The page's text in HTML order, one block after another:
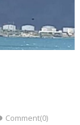
Comment(0)